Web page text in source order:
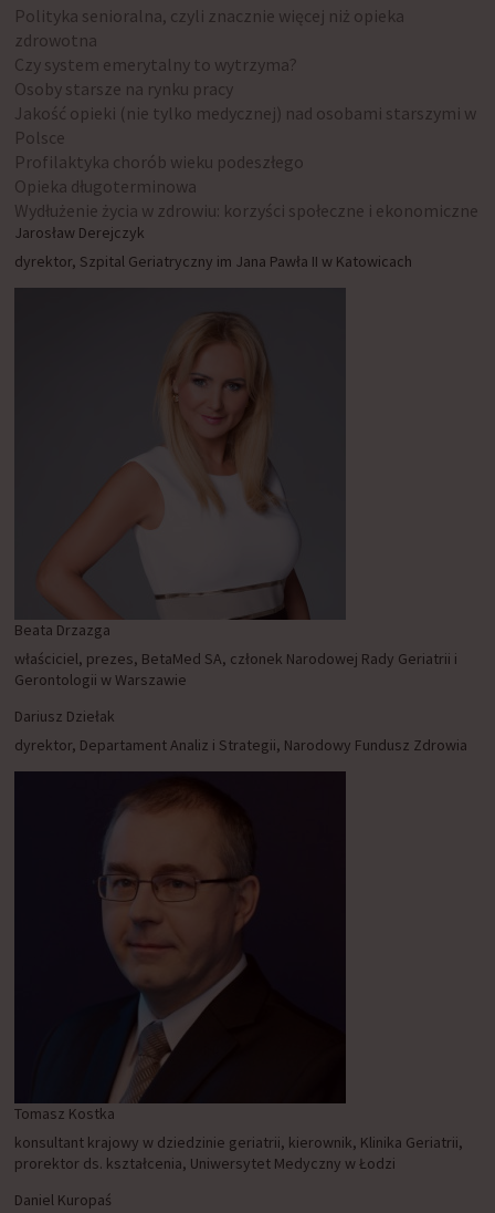
Polityka senioralna, czyli znacznie więcej niż opieka
zdrowotna
Czy system emerytalny to wytrzyma?
Osoby starsze na rynku pracy
Jakość opieki (nie tylko medycznej) nad osobami starszymi w
Polsce
Profilaktyka chorób wieku podeszłego
Opieka długoterminowa
Wydłużenie życia w zdrowiu: korzyści społeczne i ekonomiczne
Jarosław Derejczyk
dyrektor, Szpital Geriatryczny im Jana Pawła II w Katowicach
Beata Drzazga
właściciel, prezes, BetaMed SA, członek Narodowej Rady Geriatrii i
Gerontologii w Warszawie
Dariusz Dziełak
dyrektor, Departament Analiz i Strategii, Narodowy Fundusz Zdrowia
Tomasz Kostka
konsultant krajowy w dziedzinie geriatrii, kierownik, Klinika Geriatrii,
prorektor ds. kształcenia, Uniwersytet Medyczny w Łodzi
Daniel Kuropaś